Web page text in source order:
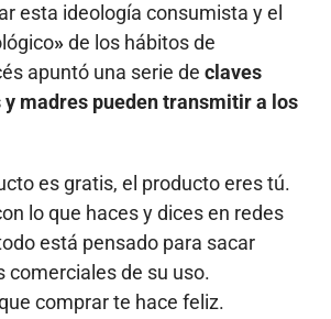
esta ideología consumista y el
»de los hábitos de
apuntó una serie de claves
y madres pueden transmitir a los
es gratis, el producto eres tú.
lo que haces y dices en redes
está pensado para sacar
comerciales de su uso.
comprar te hace feliz.